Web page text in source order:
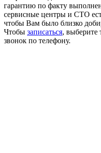
гарантию по факту
сервисные центры и СТО
чтобы Вам было близко
Чтобы записаться, выберите
звонок по телефону.